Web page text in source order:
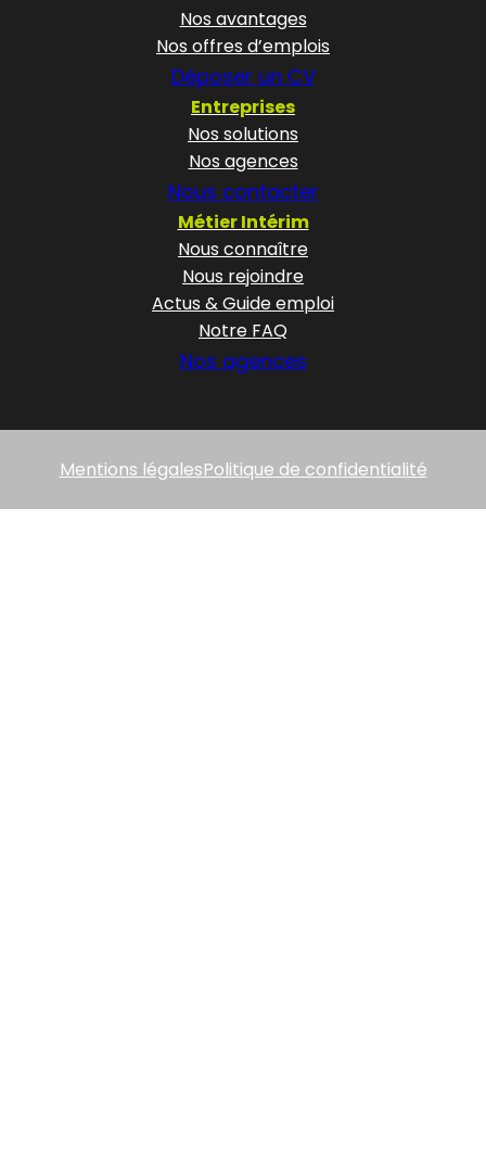
Nos avantages
Nos offres d’emplois
Déposer un CV
Entreprises
Nos solutions
Nos agences
Nous contacter
Métier Intérim
Nous connaître
Nous rejoindre
Actus & Guide emploi
Notre FAQ
Nos agences
Mentions légalesPolitique de confidentialité